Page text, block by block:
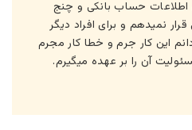
اطلاعات حساب بانکی و چنج
نمیدهم و برای افراد دیگر
این کار جرم و خطا کار مجرم
آن را بر عهده میگیرم.